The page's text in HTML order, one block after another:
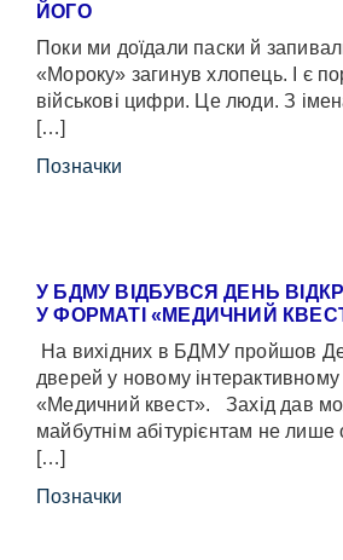
ЙОГО
Поки ми доїдали паски й
«Мороку» загинув хлопець. І є
військові цифри. Це люди. З
[…]
Позначки
У БДМУ ВІДБУВСЯ ДЕНЬ
У ФОРМАТІ «МЕДИЧНИЙ
На вихідних в БДМУ пройшов
дверей у новому
«Медичний квест». Захід дав
майбутнім абітурієнтам не лише
[…]
Позначки